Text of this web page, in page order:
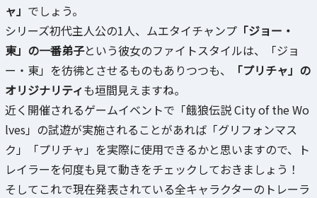
ャ」 でしょう。
シリーズ初代主人公の1人、ムエタイチャンプ 「ジョー・
東」の一番弟子という彼女のファイトスタイルは、「ジョ
ー・東」を彷彿とさせるものもありつつも、
「プリチャ」の
オリジナリティも垣間見えますね。
近く開催されるゲームイベントで「餓狼伝説 City of the Wo
lves」の試遊が実施されることがあれば「グリフォンマス
ク」「プリチャ」を実際に使用できるかと思いますので、ト
レイラーを何度も見て動きをチェックしておきましょう！
そしてこれで現在発表されている全キャラクターのトレーラ